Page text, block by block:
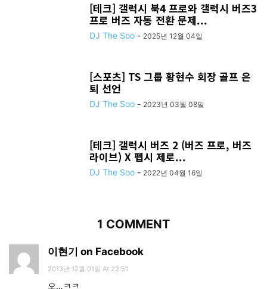
[테크] 갤럭시 북4 프로와 갤럭시 버즈3
프로 버즈 자동 전환 문제...
DJ The Soo - 2025년 12월 04일
[스포츠] TS 그룹 황현수 회장 골프 은
퇴 선언
DJ The Soo - 2023년 03월 08일
[테크] 갤럭시 버즈 2 (버즈 프로, 버즈
라이브) X 펩시 제로...
DJ The Soo - 2022년 04월 16일
1 COMMENT
이현기 on Facebook
2013년 12월 01일 At 23:51
오…ㅋㅋ